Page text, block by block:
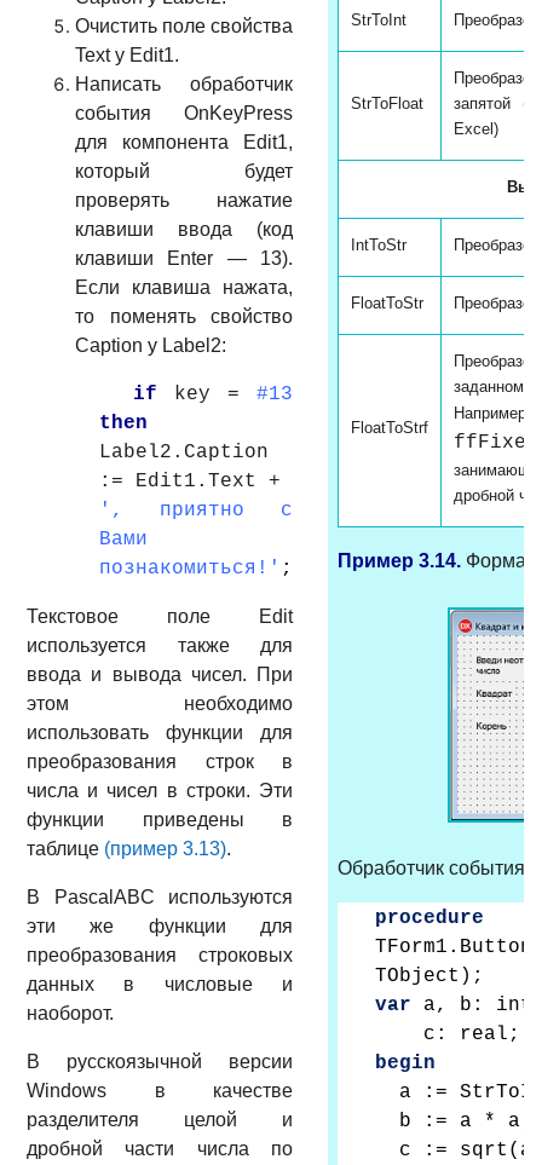
Очистить поле свойства
Text у Edit1.
Написать обработчик
события OnKeyPress
для компонента Edit1,
который будет
проверять нажатие
клавиши ввода (код
клавиши Enter — 13).
Если клавиша нажата,
то поменять свойство
Caption у Label2:
if key = #13
then
Label2.Caption
:= Edit1.Text +
', приятно с
Вами
познакомиться!' ;
Текстовое поле Edit
используется также для
ввода и вывода чисел. При
этом необходимо
использовать функции для
преобразования строк в
числа и чисел в строки. Эти
функции приведены в
таблице (пример 3.13).
В PascalABC используются
эти же функции для
преобразования строковых
данных в числовые и
наоборот.
В русскоязычной версии
Windows в качестве
разделителя целой и
дробной части числа по
StrToInt
StrToFloat
запятой
Excel)
IntToStr
FloatToStr
FloatToStrf
Например,
дробной
Пример 3.14. Форма
Обработчик события
procedure
TObject);
var a, b:
c: real;
begin
a :=
b := a * a;
c :=